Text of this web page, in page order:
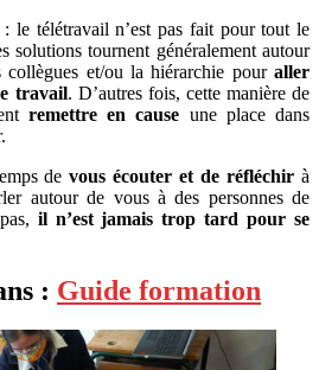
le télétravail n’est pas fait pour tout le
solutions tournent généralement autour
collègues et/ou la hiérarchie pour aller
travail. D’autres fois, cette manière de
remettre en cause une place dans
de vous écouter et de réfléchir à
autour de vous à des personnes de
il n’est jamais trop tard pour se
: Guide formation